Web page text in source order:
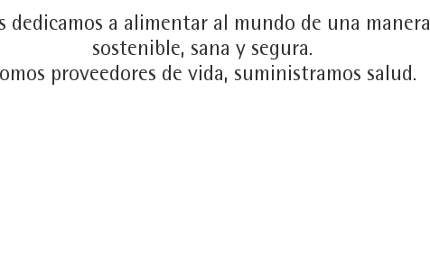
dedicamos a alimentar al mundo de una manera
sostenible, sana y segura.
proveedores de vida, suministramos salud.